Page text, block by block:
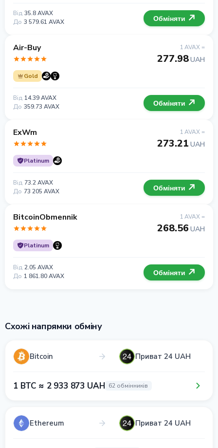
Від 35.8 AVAX
До 3 579.61 AVAX Обміняти
Air-Buy
Gold
1 AVAX =
277.98UAH
Від 14.39 AVAX
До 359.73 AVAX Обміняти
ExWm
Platinum
1 AVAX =
273.21 UAH
Від 73.2 AVAX
До 73 205 AVAX Обміняти
BitcoinObmennik
Platinum
1 AVAX =
268.56 UAH
Від 2.05 AVAX
До 1 861.80 AVAX Обміняти
Схожі напрямки обміну
Bitcoin Приват 24 UAH
1 BTC ≈ 2 933 873 UAH 62 обмінників
Ethereum Приват 24 UAH